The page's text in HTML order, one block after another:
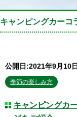
キャンピングカーコ
公開日:2021年9月10日
季節の楽しみ方
キャンピングカ